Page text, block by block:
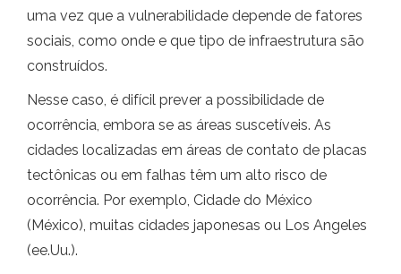
uma vez que a vulnerabilidade depende de fatores
sociais, como onde e que tipo de infraestrutura são
construídos.
Nesse caso, é difícil prever a possibilidade de
ocorrência, embora se as áreas suscetíveis. As
cidades localizadas em áreas de contato de placas
tectônicas ou em falhas têm um alto risco de
ocorrência. Por exemplo, Cidade do México
(México), muitas cidades japonesas ou Los Angeles
(ee.Uu.).